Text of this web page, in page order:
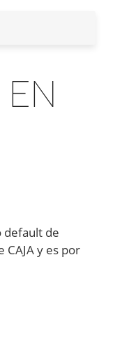
default de
y es por